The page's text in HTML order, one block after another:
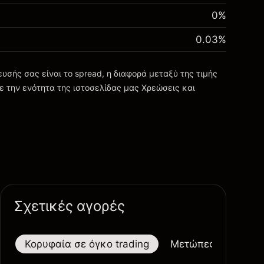
0%
0.03%
σας είναι το spread, η διαφορά μεταξύ της τιμής
ενότητα της ιστοσελίδας μας Χρεώσεις και
Σχετικές αγορές
Κορυφαία σε όγκο trading Μετώπες